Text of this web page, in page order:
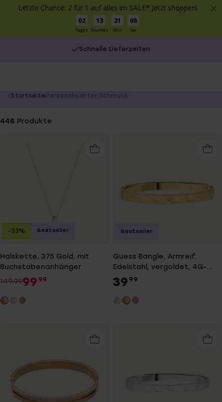
Letzte Chance: 2 für 1 auf alles im SALE* Jetzt shoppen!
02
Tagen
13
Stunden
21
Min
07
Sec
Schnelle Lieferzeiten
You
here:
Startseite Personalisierter Schmuck
448 Produkte
Halskette, 375 Gold, mit
Buchstabenanhänger
149.9999 99
-33% Bestseller
Guess Bangle, Armreif,
Edelstahl, vergoldet, 4G-
Logo
39 99
Bestseller